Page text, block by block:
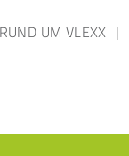
RUND UM VLEXX